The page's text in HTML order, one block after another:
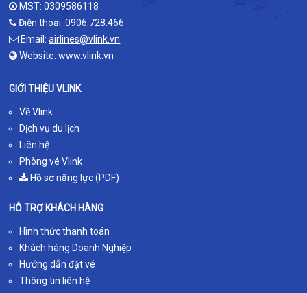
MST: 0309586118
Điện thoại:0906.728.466
Email:airlines@vlink.vn
Website:www.vlink.vn
GIỚI THIỆU VLINK
Về Vlink
Dịch vụ du lịch
Liên hệ
Phòng vé Vlink
Hồ sơ năng lực (PDF)
HỖ TRỢ KHÁCH HÀNG
Hình thức thanh toán
Khách hàng Doanh Nghiệp
Hướng dẫn đặt vé
Thông tin liên hệ